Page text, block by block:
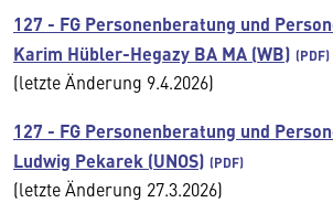
127 - FG Personenberatung und
Karim Hübler-Hegazy BA MA (WB)
(letzte Änderung 9.4.2026)
127 - FG Personenberatung und
Ludwig Pekarek (UNOS)
(letzte Änderung 27.3.2026)